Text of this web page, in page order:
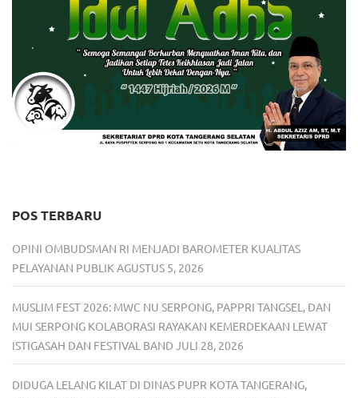
POS TERBARU
OPINI OMBUDSMAN RI MENJADI BAROMETER KUALITAS
PELAYANAN PUBLIK AGUSTUS 5, 2026
MUSLIM FEST 2026: MWC NU SERPONG, PAPPRI TANGSEL, DAN
MUI SERPONG KOLABORASI RAYAKAN KEMERDEKAAN LEWAT
ISTIGASAH DAN FESTIVAL BAND JULI 28, 2026
DIDUGA LELANG KILAT DI DINAS PUPR KOTA TANGERANG,